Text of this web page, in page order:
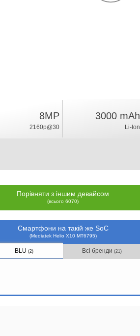
8MP
2160p@30
3000 mAh
Li-Ion
Порівняти з іншим девайсом
(всього 6070)
Смартфони на такій же SoC
(Mediatek Helio X10 MT6795)
BLU(2) Всі бренди (21)